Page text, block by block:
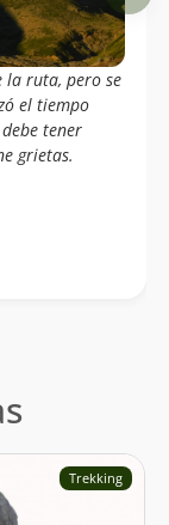
la ruta, pero se
el tiempo
tener
grietas.
Trekking